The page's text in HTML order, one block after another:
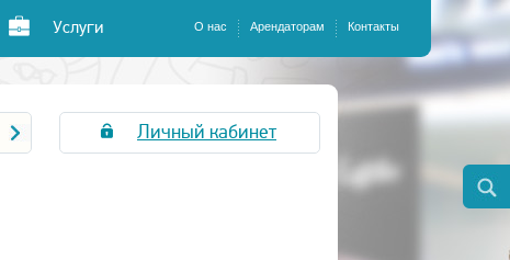
Услуги О нас Арендаторам Контакты
Личный кабинет